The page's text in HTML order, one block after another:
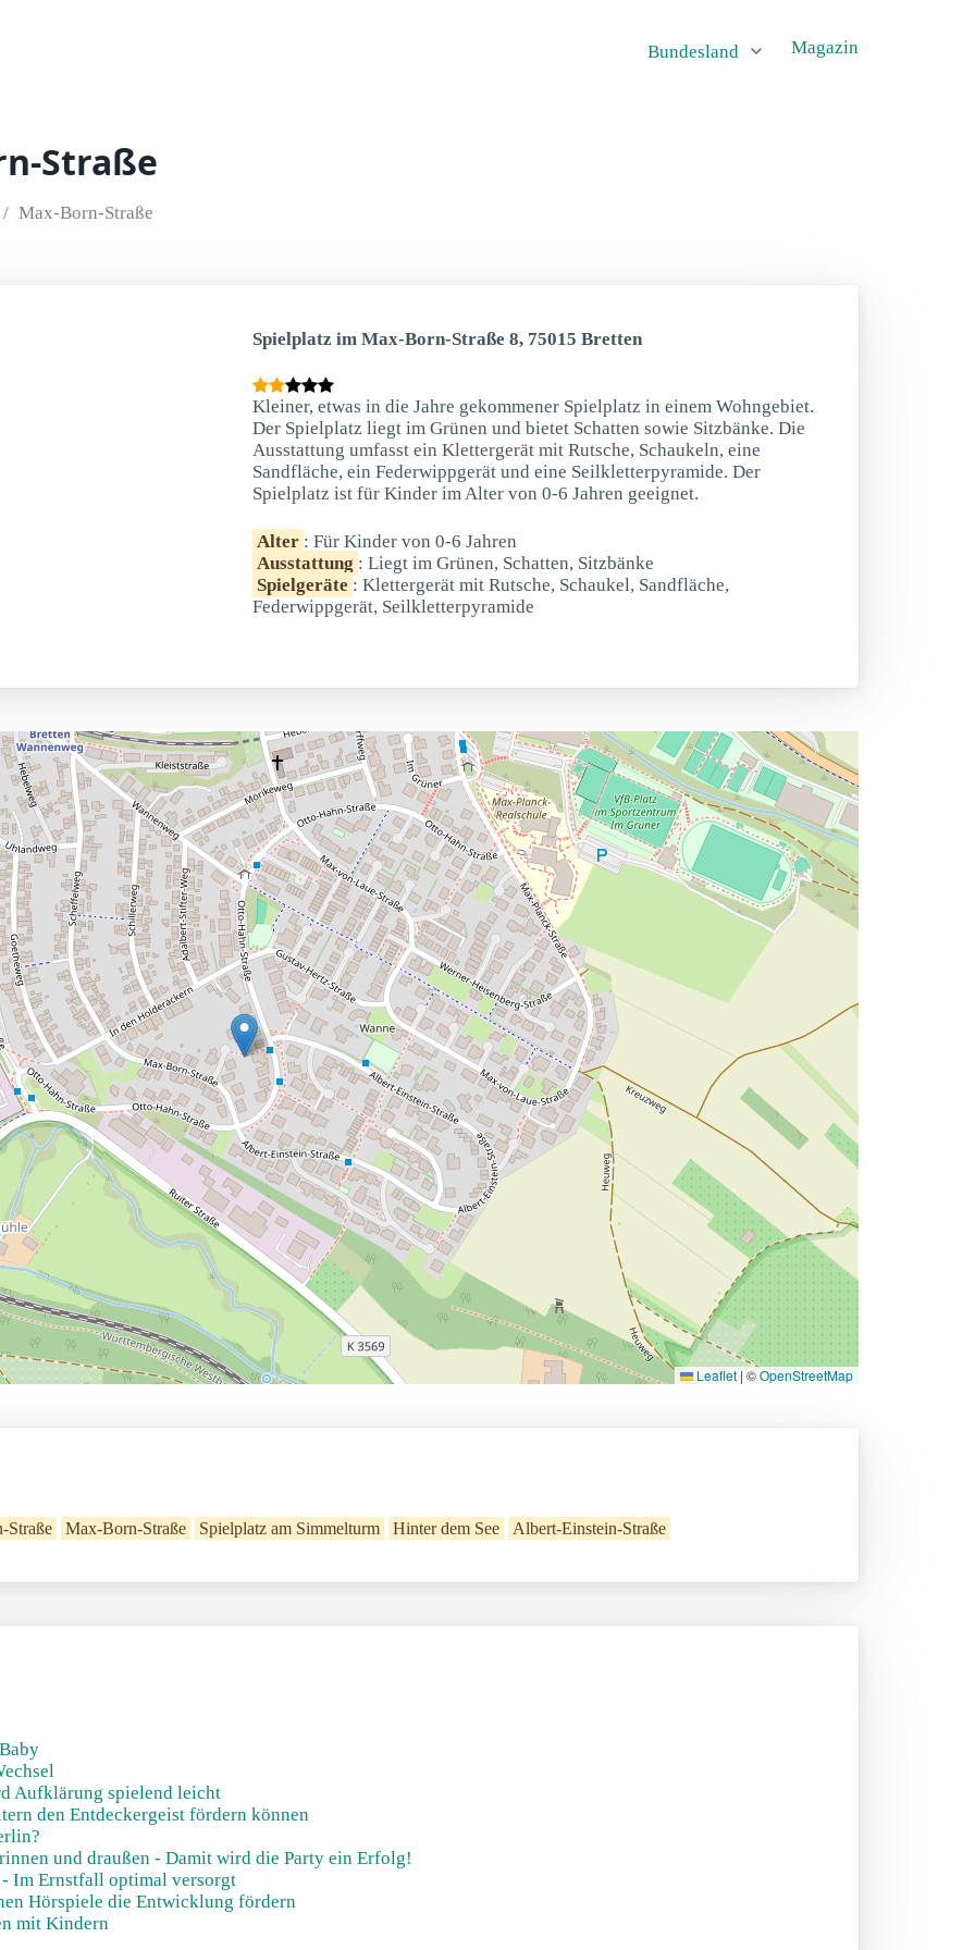
Bundesland Magazin
Straße
Max-Born-Straße
Spielplatz im Max-Born-Straße 8, 75015 Bretten
Kleiner, etwas in die Jahre gekommener Spielplatz in einem Wohngebiet.
Der Spielplatz liegt im Grünen und bietet Schatten sowie Sitzbänke. Die
Ausstattung umfasst ein Klettergerät mit Rutsche, Schaukeln, eine
Sandfläche, ein Federwippgerät und eine Seilkletterpyramide. Der
Spielplatz ist für Kinder im Alter von 0-6 Jahren geeignet.
Alter : Für Kinder von 0-6 Jahren
Ausstattung : Liegt im Grünen, Schatten, Sitzbänke
Spielgeräte : Klettergerät mit Rutsche, Schaukel, Sandfläche,
Federwippgerät, Seilkletterpyramide
Leaflet | ©OpenStreetMap
Straße Max-Born-Straße Spielplatz am Simmelturm Hinter dem See Albert-Einstein-Straße
Aufklärung spielend leicht
den Entdeckergeist fördern können
und draußen - Damit wird die Party ein Erfolg!
Im Ernstfall optimal versorgt
Hörspiele die Entwicklung fördern
mit Kindern